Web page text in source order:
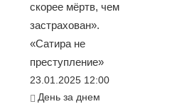
скорее мёртв, чем
застрахован».
«Сатира не
преступление»
23.01.2025 12:00
День за днем